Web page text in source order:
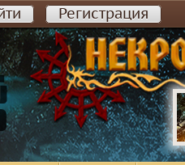
Регистрация